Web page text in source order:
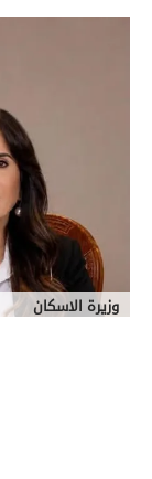
وزيرة الاسكان